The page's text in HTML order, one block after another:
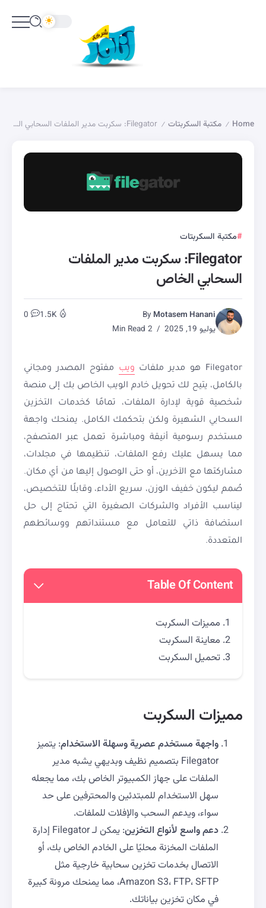
Home
/ مكتبة السكربتات / Filegator: سكربت مدير الملفات السحابي الخاص
مكتبة السكربتات
Filegator: سكربت مدير الملفات
السحابي الخاص
By Motasem Hanani
يوليو 19, 2025
1.5K
0
Filegator هو مدير ملفات ويب مفتوح المصدر ومجاني
بالكامل، يتيح لك تحويل خادم الويب الخاص بك إلى منصة
شخصية قوية لإدارة الملفات، تمامًا كخدمات التخزين
السحابي الشهيرة ولكن بتحكمك الكامل. يمنحك واجهة
مستخدم رسومية أنيقة ومباشرة تعمل عبر المتصفح،
مما يسهل عليك رفع الملفات، تنظيمها في مجلدات،
مشاركتها مع الآخرين، أو حتى الوصول إليها من أي مكان.
صُمم ليكون خفيف الوزن، سريع الأداء، وقابلًا للتخصيص،
ليناسب الأفراد والشركات الصغيرة التي تحتاج إلى حل
استضافة ذاتي للتعامل مع مستنداتهم ووسائطهم
المتعددة.
Table Of Content
مميزات السكربت
معاينة السكربت
تحميل السكربت
مميزات السكربت
واجهة مستخدم عصرية وسهلة الاستخدام: يتميز
Filegator بتصميم نظيف وبديهي يشبه مدير
الملفات على جهاز الكمبيوتر الخاص بك، مما يجعله
سهل الاستخدام للمبتدئين والمحترفين على حد
سواء، ويدعم السحب والإفلات للملفات.
دعم واسع لأنواع التخزين
: يمكن لـ Filegator إدارة
الملفات المخزنة محليًا على الخادم الخاص بك، أو
الاتصال بخدمات تخزين سحابية خارجية مثل
Amazon S3، FTP، SFTP، مما يمنحك مرونة كبيرة
في مكان تخزين بياناتك.